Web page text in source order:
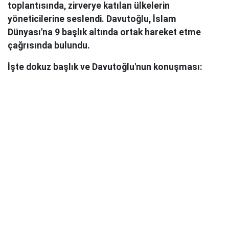
toplantısında, zirverye katılan ülkelerin
yöneticilerine seslendi. Davutoğlu, İslam
Dünyası'na 9 başlık altında ortak hareket etme
çağrısında bulundu.
İşte dokuz başlık ve Davutoğlu'nun konuşması: